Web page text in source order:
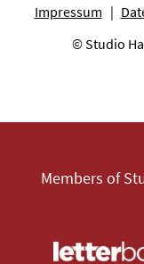
Impressum
© Studio
Members of